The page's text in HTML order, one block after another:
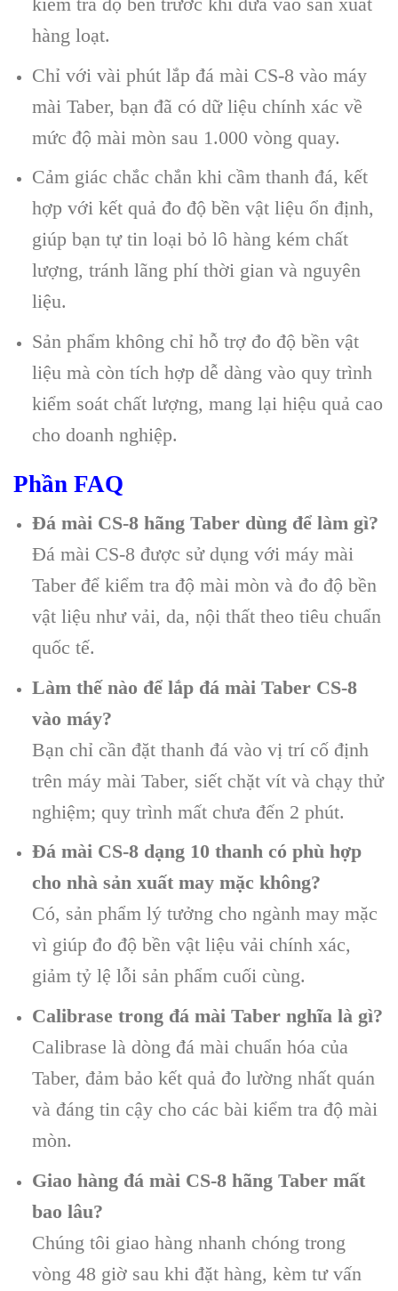
hàng loạt.
Chỉ với vài phút lắp đá mài CS-8 vào máy
mài Taber, bạn đã có dữ liệu chính xác về
mức độ mài mòn sau 1.000 vòng quay.
Cảm giác chắc chắn khi cầm thanh đá, kết
hợp với kết quả đo độ bền vật liệu ổn định,
giúp bạn tự tin loại bỏ lô hàng kém chất
lượng, tránh lãng phí thời gian và nguyên
liệu.
Sản phẩm không chỉ hỗ trợ đo độ bền vật
liệu mà còn tích hợp dễ dàng vào quy trình
kiểm soát chất lượng, mang lại hiệu quả cao
cho doanh nghiệp.
Phần FAQ
Đá mài CS-8 hãng Taber dùng để làm gì?
Đá mài CS-8 được sử dụng với máy mài
Taber để kiểm tra độ mài mòn và đo độ bền
vật liệu như vải, da, nội thất theo tiêu chuẩn
quốc tế.
Làm thế nào để lắp đá mài Taber CS-8
vào máy?
Bạn chỉ cần đặt thanh đá vào vị trí cố định
trên máy mài Taber, siết chặt vít và chạy thử
nghiệm; quy trình mất chưa đến 2 phút.
Đá mài CS-8 dạng 10 thanh có phù hợp
cho nhà sản xuất may mặc không?
Có, sản phẩm lý tưởng cho ngành may mặc
vì giúp đo độ bền vật liệu vải chính xác,
giảm tỷ lệ lỗi sản phẩm cuối cùng.
Calibrase trong đá mài Taber nghĩa là gì?
Calibrase là dòng đá mài chuẩn hóa của
Taber, đảm bảo kết quả đo lường nhất quán
và đáng tin cậy cho các bài kiểm tra độ mài
mòn.
Giao hàng đá mài CS-8 hãng Taber mất
bao lâu?
Chúng tôi giao hàng nhanh chóng trong
vòng 48 giờ sau khi đặt hàng, kèm tư vấn